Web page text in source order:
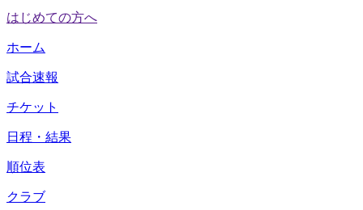
はじめての方へ
ホーム
試合速報
チケット
日程・結果
順位表
クラブ